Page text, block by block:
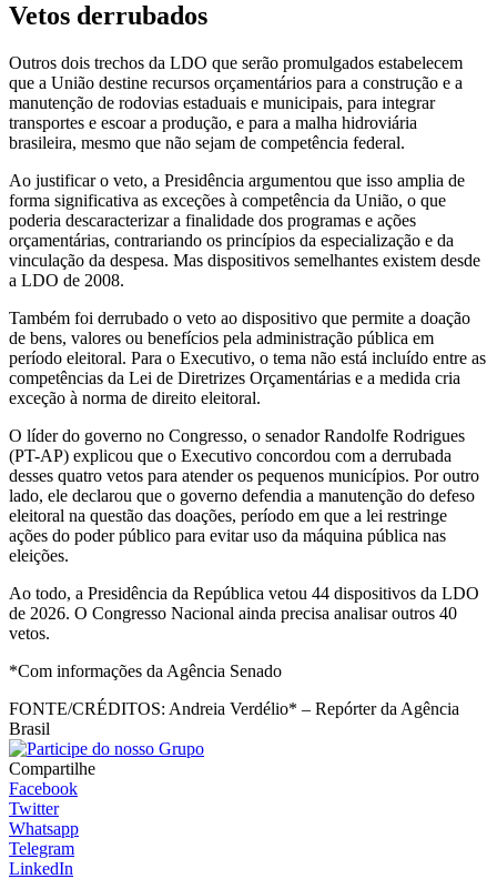
Vetos derrubados
Outros dois trechos da LDO que serão promulgados estabelecem
que a União destine recursos orçamentários para a construção e a
manutenção de rodovias estaduais e municipais, para integrar
transportes e escoar a produção, e para a malha hidroviária
brasileira, mesmo que não sejam de competência federal.
Ao justificar o veto, a Presidência argumentou que isso amplia de
forma significativa as exceções à competência da União, o que
poderia descaracterizar a finalidade dos programas e ações
orçamentárias, contrariando os princípios da especialização e da
vinculação da despesa. Mas dispositivos semelhantes existem desde
a LDO de 2008.
Também foi derrubado o veto ao dispositivo que permite a doação
de bens, valores ou benefícios pela administração pública em
período eleitoral. Para o Executivo, o tema não está incluído entre as
competências da Lei de Diretrizes Orçamentárias e a medida cria
exceção à norma de direito eleitoral.
O líder do governo no Congresso, o senador Randolfe Rodrigues
(PT-AP) explicou que o Executivo concordou com a derrubada
desses quatro vetos para atender os pequenos municípios. Por outro
lado, ele declarou que o governo defendia a manutenção do defeso
eleitoral na questão das doações, período em que a lei restringe
ações do poder público para evitar uso da máquina pública nas
eleições.
Ao todo, a Presidência da República vetou 44 dispositivos da LDO
de 2026. O Congresso Nacional ainda precisa analisar outros 40
vetos.
*Com informações da Agência Senado
FONTE/CRÉDITOS: Andreia Verdélio* – Repórter da Agência
Brasil
Compartilhe
Facebook
Twitter
Whatsapp
Telegram
LinkedIn